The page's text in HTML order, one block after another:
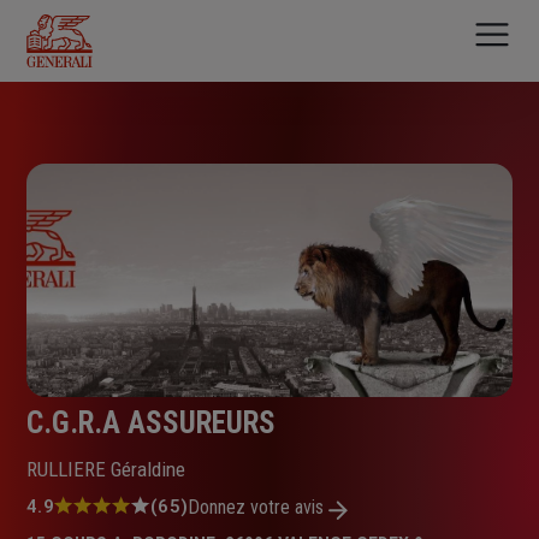
contenu
principal
C.G.R.A ASSUREURS
RULLIERE Géraldine
Note
4.9 (65)Donnez votre avis